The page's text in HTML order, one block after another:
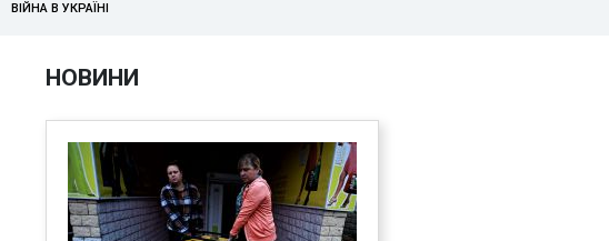
ВІЙНА В УКРАЇНІ
НОВИНИ